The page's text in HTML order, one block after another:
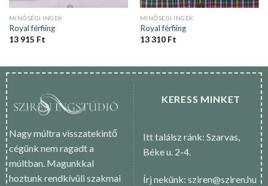
MINŐSÉGI INGEK
Royal férfiing
13 915 Ft
MINŐSÉGI INGEK
Royal férfiing
13 310 Ft
Nagy múltra visszatekintő
cégünk nem ragadt a
múltban. Magunkkal
hoztunk rendkívüli szakmai
KERESS MINKET
Itt találsz ránk: Szarvas,
Béke u. 2-4.
Írj nekünk: sziren@sziren.hu